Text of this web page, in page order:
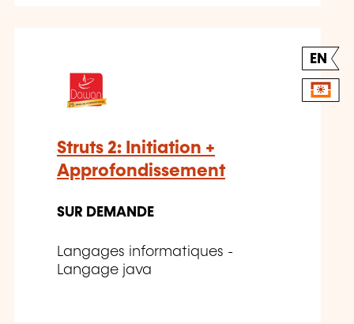
EN
Struts 2: Initiation +
Approfondissement
SUR DEMANDE
Langages informatiques -
Langage java